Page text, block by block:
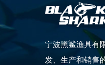
宁波黑鲨渔具有
发、生产和销售